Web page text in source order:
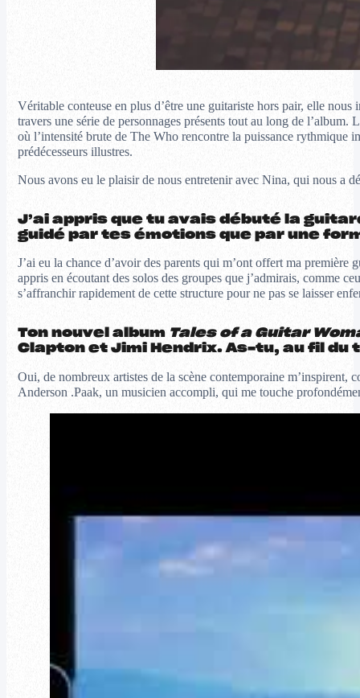
Véritable conteuse en plus d’être une guitariste hors pair, elle
travers une série de personnages présents tout au long de
où l’intensité brute de The Who rencontre la puissance
prédécesseurs illustres.
Nous avons eu le plaisir de nous entretenir avec Nina, qui nous a
J’ai appris que tu avais débuté la
guidé par tes émotions que par une
J’ai eu la chance d’avoir des parents qui m’ont offert ma première
appris en écoutant des solos des groupes que j’admirais, comme
s’affranchir rapidement de cette structure pour ne pas se laisser
Ton nouvel album Tales of a Guitar
Clapton et Jimi Hendrix. As-tu, au fil
Oui, de nombreux artistes de la scène contemporaine m’inspirent,
Anderson .Paak, un musicien accompli, qui me touche